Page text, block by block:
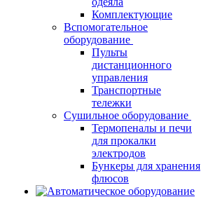
Комплектующие
Вспомогательное
оборудование
Пульты
дистанционного
управления
Транспортные
тележки
Сушильное оборудование
Термопеналы и печи
для прокалки
электродов
Бункеры для хранения
флюсов